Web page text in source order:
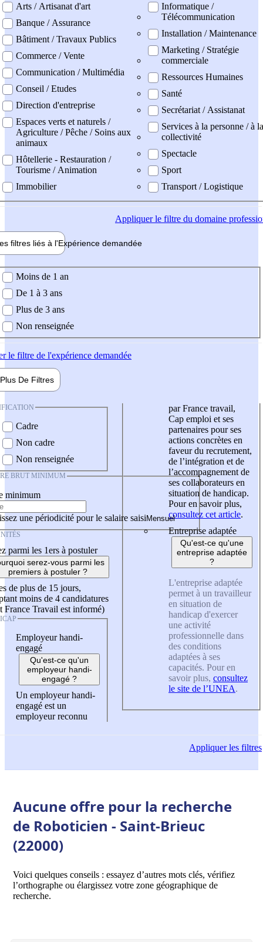
Arts / Artisanat d'art
Banque / Assurance
Bâtiment / Travaux Publics
Commerce / Vente
Communication / Multimédia
Conseil / Etudes
Direction d'entreprise
Espaces verts et naturels /
Agriculture / Pêche / Soins aux
animaux
Hôtellerie - Restauration /
Tourisme / Animation
Immobilier
Informatique /
Télécommunication
Installation / Maintenance
Marketing / Stratégie
commerciale
Ressources Humaines
Santé
Secrétariat / Assistanat
Services à la personne / à la
collectivité
Spectacle
Sport
Transport / Logistique
Appliquerle filtre du domaine
filtres liés à l'Expérience demandée
demandée
Moins de 1 an
De 1 à 3 ans
Plus de 3 ans
Non renseignée
le filtre de l'expérience demandée
Plus De Filtres
Cadre
Non cadre
Non renseignée
BRUT MINIMUM
minimum
une périodicité pour le salaire saisi
parmi les 1ers à postuler
serez-vous parmi les
premiers à postuler ?
de plus de 15 jours,
moins de 4 candidatures
France Travail est informé)
Employeur handi-
engagé
Qu'est-ce qu'un
employeur handi-
engagé ?
Un employeur handi-
engagé est un
employeur reconnu
par France travail,
Cap emploi et ses
partenaires pour ses
actions concrètes en
faveur du recrutement,
de l’intégration et de
l’accompagnement de
ses collaborateurs en
situation de handicap.
Pour en savoir plus,
consultez cet article.
Entreprise adaptée
Qu'est-ce qu'une
entreprise adaptée
?
L'entreprise adaptée
permet à un travailleur
en situation de
handicap d'exercer
une activité
professionnelle dans
des conditions
adaptées à ses
capacités. Pour en
savoir plus, consultez
le site de l’UNEA.
Appliquerles filtres
Aucune offre pour la recherche
de Roboticien - Saint-Brieuc
(22000)
Voici quelques conseils : essayez d’autres mots clés, vérifiez
l’orthographe ou élargissez votre zone géographique de
recherche.